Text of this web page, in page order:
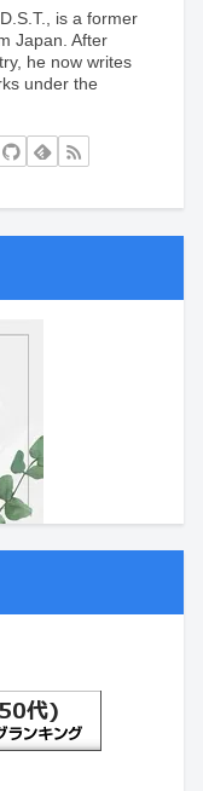
is a former
Japan. After
he now writes
under the